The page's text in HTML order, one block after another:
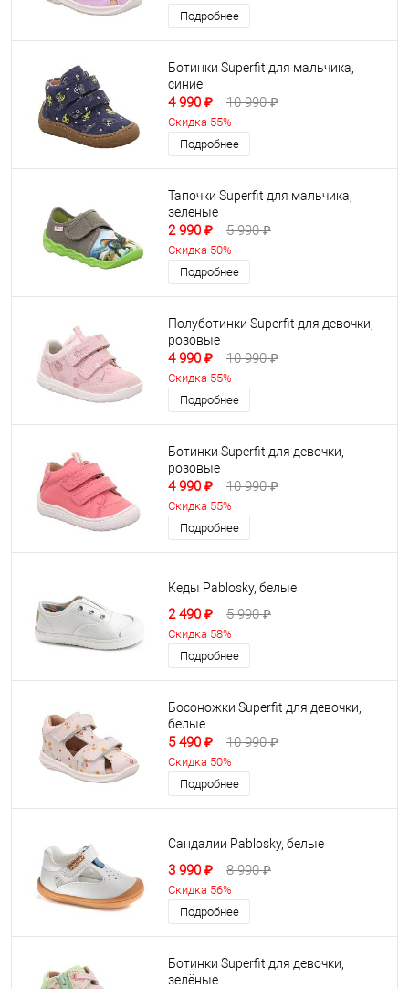
Подробнее
Ботинки Superfit для мальчика,
синие
4 990 ₽ 10 990 ₽
Скидка 55%
Подробнее
Тапочки Superfit для мальчика,
зелёные
2 990 ₽ 5 990 ₽
Скидка 50%
Подробнее
Полуботинки Superfit для девочки,
розовые
4 990 ₽ 10 990 ₽
Скидка 55%
Подробнее
Ботинки Superfit для девочки,
розовые
4 990 ₽ 10 990 ₽
Скидка 55%
Подробнее
Кеды Pablosky, белые
2 490 ₽ 5 990 ₽
Скидка 58%
Подробнее
Босоножки Superfit для девочки,
белые
5 490 ₽ 10 990 ₽
Скидка 50%
Подробнее
Сандалии Pablosky, белые
3 990 ₽ 8 990 ₽
Скидка 56%
Подробнее
Ботинки Superfit для девочки,
зелёные